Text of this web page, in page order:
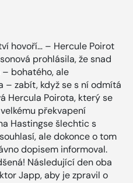
hovoří… – Hercule Poirot
prohlásila, že snad
bohatého, ale
– zabít, když se s ní odmítá
Hercula Poirota, který se
překvapení
Hastingse šlechtic s
ale dokonce o tom
dopisem informoval.
Následující den oba
Japp, aby je zpravil o